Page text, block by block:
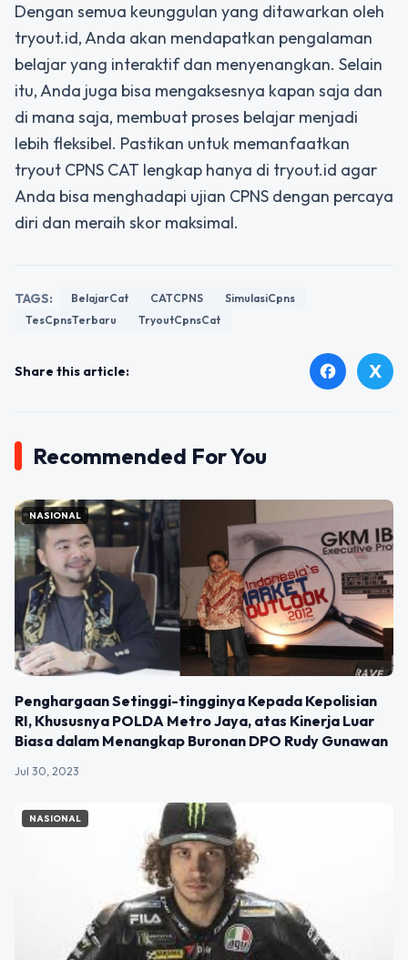
Dengan semua keunggulan yang ditawarkan oleh
tryout.id, Anda akan mendapatkan pengalaman
belajar yang interaktif dan menyenangkan. Selain
itu, Anda juga bisa mengaksesnya kapan saja dan
di mana saja, membuat proses belajar menjadi
lebih fleksibel. Pastikan untuk memanfaatkan
tryout CPNS CAT lengkap hanya di tryout.id agar
Anda bisa menghadapi ujian CPNS dengan percaya
diri dan meraih skor maksimal.
TAGS: BelajarCat CATCPNS
SimulasiCpns
TesCpnsTerbaru
TryoutCpnsCat
Share this article: facebook X
Recommended For You
NASIONAL
Penghargaan Setinggi-tingginya Kepada Kepolisian
RI, Khususnya POLDA Metro Jaya, atas Kinerja Luar
Biasa dalam Menangkap Buronan DPO Rudy Gunawan
Jul 30, 2023
NASIONAL